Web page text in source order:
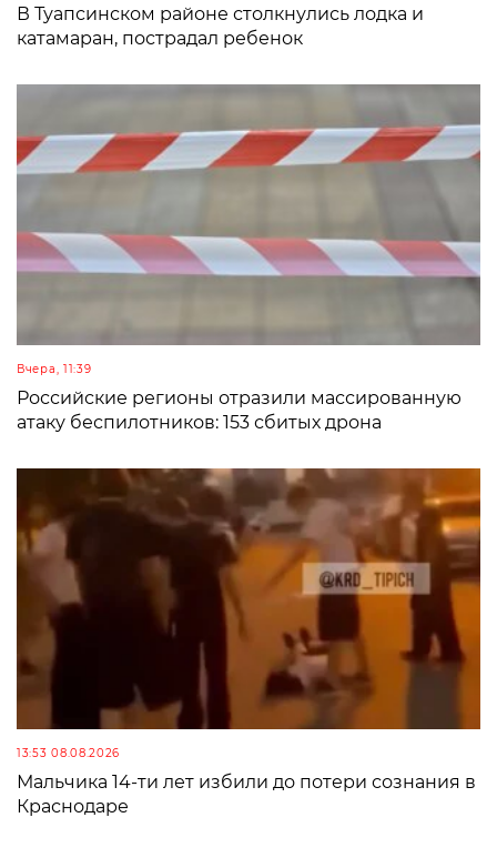
В Туапсинском районе столкнулись лодка и
катамаран, пострадал ребенок
Вчера, 11:39
Российские регионы отразили массированную
атаку беспилотников: 153 сбитых дрона
13:53 08.08.2026
Мальчика 14-ти лет избили до потери сознания в
Краснодаре